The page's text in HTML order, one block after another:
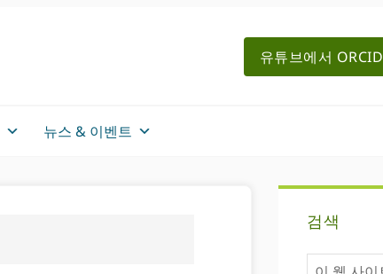
유튜브에서 ORCID
뉴스 & 이벤트
검색
이